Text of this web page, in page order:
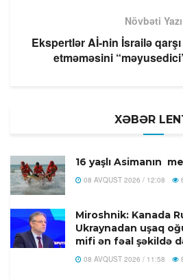
Növbəti Yazı
Ekspertlər Aİ-nin İsrailə
etməməsini
XƏBƏR
16 yaşlı Asimanın
08 AVQUST 2026 / 12:08
Miroshnik: Kanada
Ukraynadan uşaq
mifi ən fəal şəkildə
08 AVQUST 2026 / 11:58